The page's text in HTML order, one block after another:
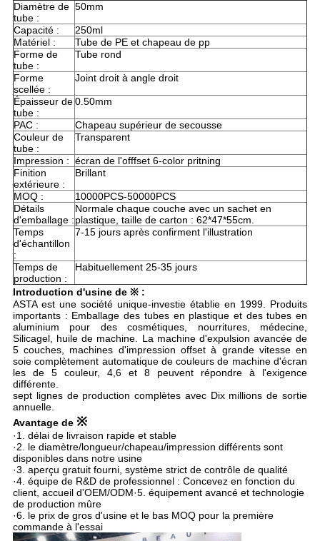
Diamètre de
tube :
50mm
Capacité :
250ml
Matériel :
Tube de PE et chapeau de pp
Forme de
tube :
Tube rond
Forme
scellée :
Joint droit à angle droit
Épaisseur de
tube :
0.50mm
PAC :
Chapeau supérieur de secousse
Couleur de
tube :
Transparent
Impression : écran de l'offfset 6-color pritning
Finition
extérieure :
Brillant
MOQ :
10000PCS-50000PCS
Détails
d'emballage :
Normale chaque couche avec un sachet en
plastique, taille de carton : 62*47*55cm.
Temps
d'échantillon
:
7-15 jours après confirment l'illustration
Temps de
production :
Habituellement 25-35 jours
Introduction d'usine de ※ :
ASTA est une société unique-investie établie en 1999. Produits
importants : Emballage des tubes en plastique et des tubes en
aluminium pour des cosmétiques, nourritures, médecine,
Silicagel, huile de machine. La machine d'expulsion avancée de
5 couches, machines d'impression offset à grande vitesse en
soie complètement automatique de couleurs de machine d'écran
les de 5 couleur, 4,6 et 8 peuvent répondre à l'exigence
différente.
sept lignes de production complètes avec Dix millions de sortie
annuelle.
Avantage de ※
·1. délai de livraison rapide et stable
·2. le diamètre/longueur/chapeau/impression différents sont
disponibles dans notre usine
·3. aperçu gratuit fourni, système strict de contrôle de qualité
·4. équipe de R&D de professionnel : Concevez en fonction du
client, accueil d'OEM/ODM·5. équipement avancé et technologie
de production mûre
·6. le prix de gros d'usine et le bas MOQ pour la première
commande à l'essai